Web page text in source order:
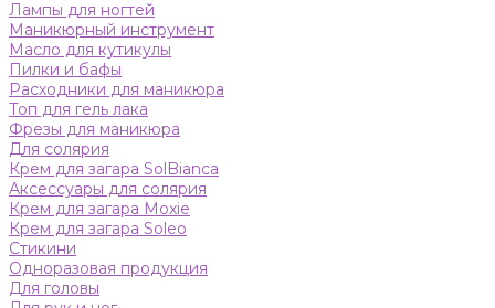
Лампы для ногтей
Маникюрный инструмент
Масло для кутикулы
Пилки и бафы
Расходники для маникюра
Топ для гель лака
Фрезы для маникюра
Для солярия
Крем для загара SolBianca
Аксессуары для солярия
Крем для загара Moxie
Крем для загара Soleo
Стикини
Одноразовая продукция
Для головы